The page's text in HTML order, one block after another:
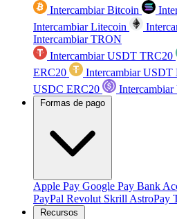
Intercambiar Bitcoin
Intercambiar Litecoin
Intercambiar TRON
Intercambiar USDT TRC20
ERC20
Intercambiar USDT
USDC ERC20
Formas de pago
Apple Pay Google Pay Bank
PayPal Revolut Skrill AstroPay
Recursos